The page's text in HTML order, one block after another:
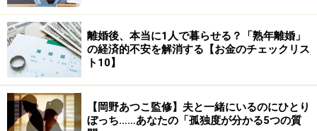
夫婦関係修復カウンセリングに通っていたＳ美さん（38
歳）。Ｓ美さんは結婚12年目。一人息子は中学に入り、
いよいよママからは離れてお友だちとの付き合いが楽し
い時期に。大手建設会社勤務の夫（40歳）は１年前課長
に昇進してからは、毎夜接待と称して？ ただ寝に帰る
だけのような生活。この３年間セックスレス。クラブの
離婚後、本当に1人で暮らせる？「熟年離婚」
の経済的不安を解消する【お金のチェックリス
ト10】
【岡野あつこ監修】夫と一緒にいるのにひとり
ぼっち……あなたの「孤独度が分かる5つの質